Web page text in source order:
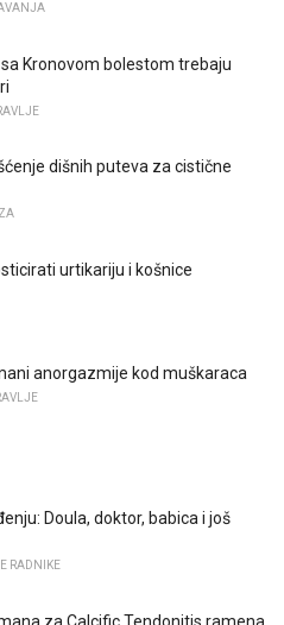
Kronovom bolestom trebaju
dišnih puteva za cistične
urtikariju i košnice
anorgazmije kod muškaraca
Doula, doktor, babica i još
RADNIKE